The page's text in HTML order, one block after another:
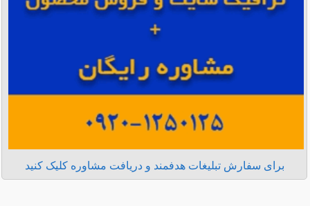
برای سفارش تبلیغات هدفمند و دریافت مشاوره کلیک کنید